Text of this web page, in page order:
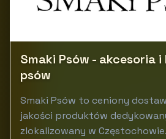
Smaki Psów - akcesoria
psów
Smaki Psów to ceniony
jakości produktów
zlokalizowany w